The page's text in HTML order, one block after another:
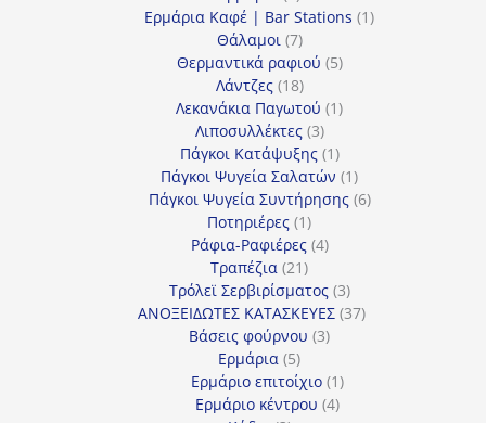
προϊόντα
Ερμάρια Καφέ | Bar Stations 11
Θάλαμοι 77
προϊόντα
Θερμαντικά ραφιού 55
Λάντζες 1818
προϊόντα
Λεκανάκια Παγωτού 11
Λιποσυλλέκτες 33
προϊόντα
Πάγκοι Κατάψυξης 11
προϊόν
Πάγκοι Ψυγεία Σαλατών 11
προϊόν
Πάγκοι Ψυγεία Συντήρησης 66
Ποτηριέρες 11
προϊόν
Ράφια-Ραφιέρες 44
Τραπέζια 2121
προϊόντα
Τρόλεϊ Σερβιρίσματος 33
προϊόντα
ΑΝΟΞΕΙΔΩΤΕΣ ΚΑΤΑΣΚΕΥΕΣ 3737
Βάσεις φούρνου 33
Ερμάρια 55
προϊόντα
Ερμάριο επιτοίχιο 11
προϊόν
Ερμάριο κέντρου 44